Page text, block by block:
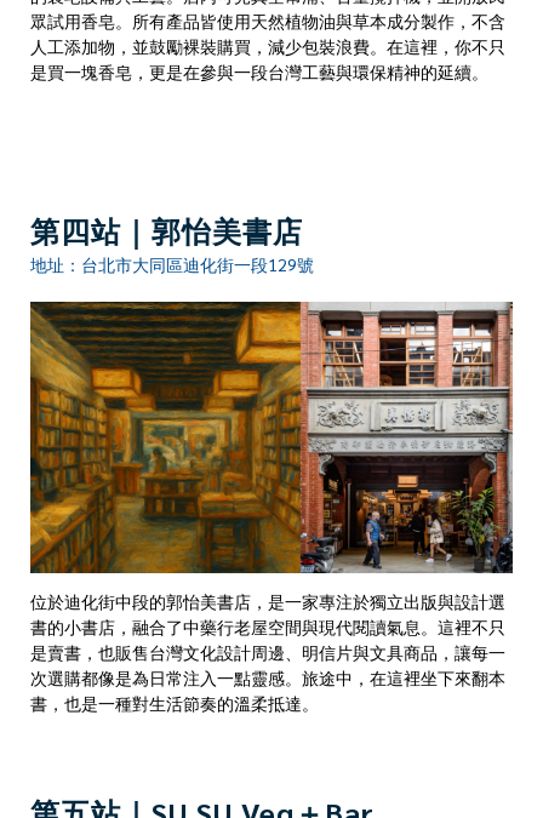
眾試用香皂。所有產品皆使用天然植物油與草本成分製作，不含
人工添加物，並鼓勵裸裝購買，減少包裝浪費。在這裡，你不只
是買一塊香皂，更是在參與一段台灣工藝與環保精神的延續。
第四站｜郭怡美書店
地址：台北市大同區迪化街一段129號
位於迪化街中段的郭怡美書店，是一家專注於獨立出版與設計選
書的小書店，融合了中藥行老屋空間與現代閱讀氣息。這裡不只
是賣書，也販售台灣文化設計周邊、明信片與文具商品，讓每一
次選購都像是為日常注入一點靈感。旅途中，在這裡坐下來翻本
書，也是一種對生活節奏的溫柔抵達。